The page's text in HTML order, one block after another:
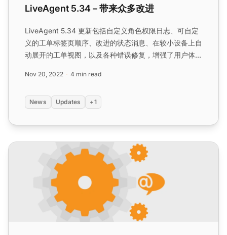
LiveAgent 5.34 – 带来众多改进
LiveAgent 5.34 更新包括自定义角色权限日志、可自定
义的工单标签页顺序、改进的状态消息、在较小设备上自
动展开的工单视图，以及各种错误修复，增强了用户体验
Nov 20, 2022 4 min read
News Updates +1
LiveAgent 5.33 – 重要的UI改进和新修复